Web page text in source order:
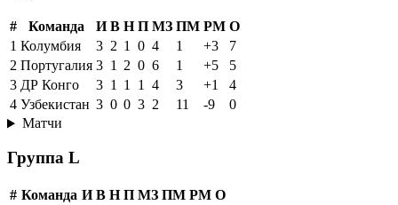
# Команда И В Н П МЗ ПМ РМ О
1 Колумбия 3 2 1 0 4 1 +3
7
2 Португалия 3 1 2 0 6 1 +5
5
3 ДР Конго 3 1 1 1 4 3 +1
4
4 Узбекистан 3 0 0 3 2 11 -9
0
Матчи
Группа L
# Команда И В Н П МЗ ПМ РМ О